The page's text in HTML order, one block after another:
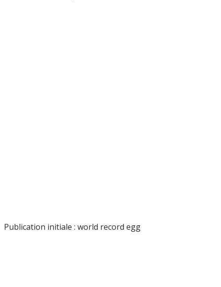
Publication initiale : world record egg